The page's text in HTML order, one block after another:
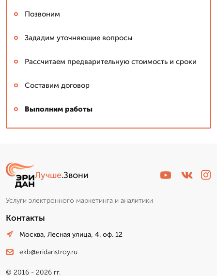
Позвоним
Зададим уточняющие вопросы
Рассчитаем предварительную стоимость и сроки
Составим договор
Выполним работы
Лучше.Звони
Услуги электронного маркетинга и аналитики
Контакты
Москва, Лесная улица, 4. оф. 12
ekb@eridanstroy.ru
© 2016 - 2026 гг.